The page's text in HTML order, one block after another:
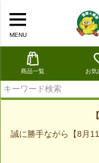
MENU
商品一覧 お気
誠に勝手ながら【8月